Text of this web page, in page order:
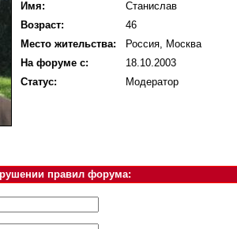
Имя:
Станислав
Возраст:
46
Место жительства:
Россия, Москва
На форуме с:
18.10.2003
Статус:
Модератор
правил форума: